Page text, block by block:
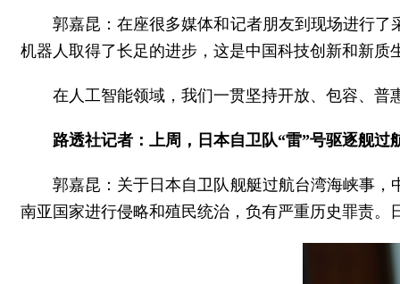
郭嘉昆：在座很多媒体和记者朋友到现场进行
机器人取得了长足的进步，这是中国科技创新和新质
在人工智能领域，我们一贯坚持开放、包容、
路透社记者：上周，日本自卫队“雷”号驱逐舰
郭嘉昆：关于日本自卫队舰艇过航台湾海峡事
南亚国家进行侵略和殖民统治，负有严重历史罪责